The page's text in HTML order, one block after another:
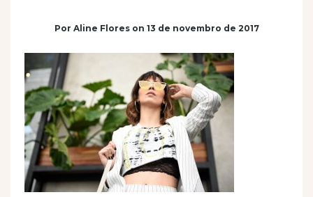
Por Aline Flores on 13 de novembro de 2017